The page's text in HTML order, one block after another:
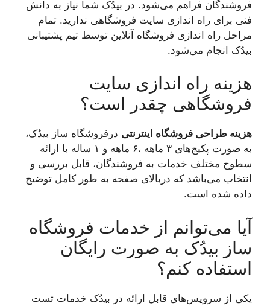
فروشندگان فراهم می‌شود. در بیدُک شما نیاز به دانش
فنی برای راه اندازی سایت فروشگاهی ندارید. تمام
مراحل راه اندازی فروشگاه آنلاین توسط تیم پشتیبانی
بیدُک انجام می‌شود.
هزینه راه اندازی سایت
فروشگاهی چقدر است؟
هزینه طراحی فروشگاه اینترنتی درفروشگاه ساز بیدُک،
به صورت پکیج‌های ۳ ماهه ،۶ ماهه و ۱ ساله با ارائه
سطوح مختلف خدمات به فروشندگان، قابل بررسی و
انتخاب می‌باشد که دربالای صفحه به طور کامل توضیح
داده شده است.
آیا می‌توانم از خدمات فروشگاه
ساز بیدُک به صورت رایگان
استفاده کنم؟
یکی از سرویس‌های قابل ارائه در بیدُک خدمات تست